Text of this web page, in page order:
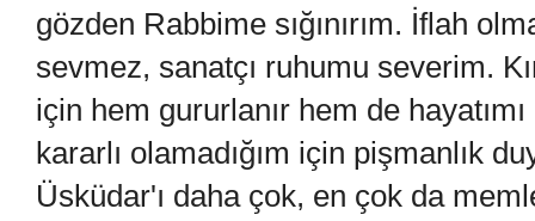
gözden Rabbime sığınırım. İflah
sevmez, sanatçı ruhumu severim.
için hem gururlanır hem de
kararlı olamadığım için pişmanlık
Üsküdar'ı daha çok, en çok da